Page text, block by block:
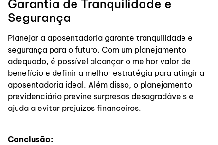
Garantia de Tranquilidade e
Segurança
Planejar a aposentadoria garante tranquilidade e
segurança para o futuro. Com um planejamento
adequado, é possível alcançar o melhor valor de
benefício e definir a melhor estratégia para atingir a
aposentadoria ideal. Além disso, o planejamento
previdenciário previne surpresas desagradáveis e
ajuda a evitar prejuízos financeiros.
Conclusão: